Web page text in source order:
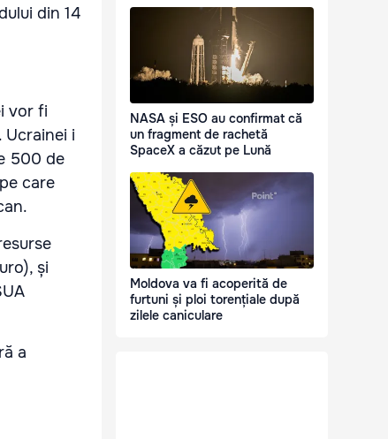
din 14
vor fi
i
500 de
care
și
a
NASA și ESO au confirmat că
un fragment de rachetă
SpaceX a căzut pe Lună
Moldova va fi acoperită de
furtuni și ploi torențiale după
zilele caniculare